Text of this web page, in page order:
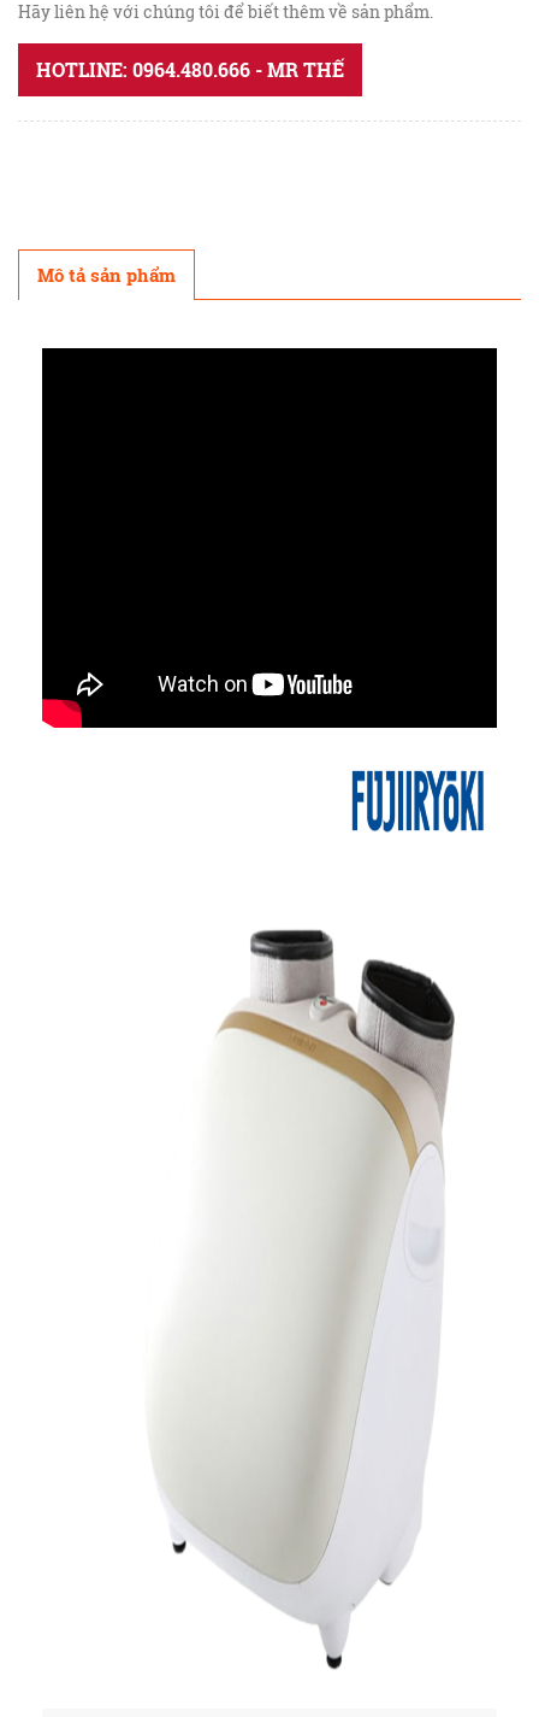
Hãy liên hệ với chúng tôi để biết thêm về sản phẩm.
HOTLINE: 0964.480.666 - MR THẾ
Mô tả sản phẩm